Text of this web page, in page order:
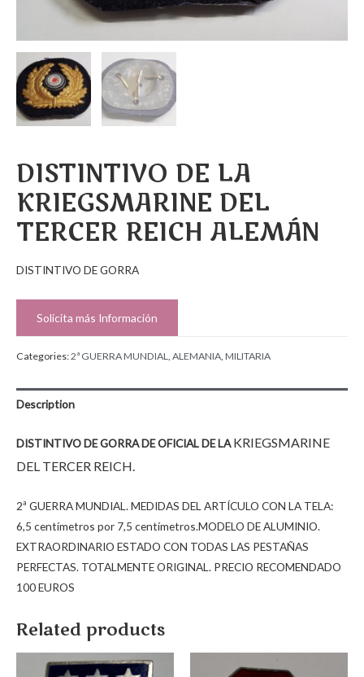
DISTINTIVO DE LA
KRIEGSMARINE DEL
TERCER REICH ALEMÁN
DISTINTIVO DE GORRA
Solicita más Información
Categories:2ª GUERRA MUNDIAL ALEMANIA MILITARIA
Description
DISTINTIVO DE GORRA DE OFICIAL DE LAKRIEGSMARINE
DEL TERCER REICH.
2ª GUERRA MUNDIAL. MEDIDAS DEL ARTÍCULO CON LA TELA:
6,5 centímetros por 7,5 centímetros.MODELO DE ALUMINIO.
EXTRAORDINARIO ESTADO CON TODAS LAS PESTAÑAS
PERFECTAS. TOTALMENTE ORIGINAL. PRECIO RECOMENDADO
100 EUROS
Related products